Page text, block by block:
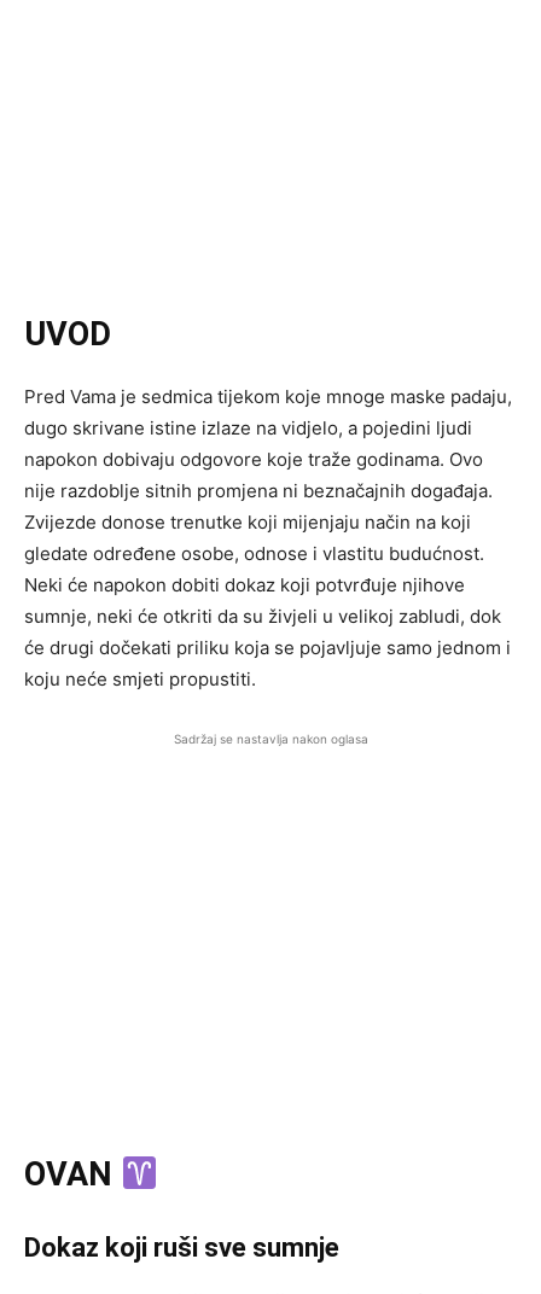
UVOD
Pred Vama je sedmica tijekom koje mnoge maske padaju,
dugo skrivane istine izlaze na vidjelo, a pojedini ljudi
napokon dobivaju odgovore koje traže godinama. Ovo
nije razdoblje sitnih promjena ni beznačajnih događaja.
Zvijezde donose trenutke koji mijenjaju način na koji
gledate određene osobe, odnose i vlastitu budućnost.
Neki će napokon dobiti dokaz koji potvrđuje njihove
sumnje, neki će otkriti da su živjeli u velikoj zabludi, dok
će drugi dočekati priliku koja se pojavljuje samo jednom i
koju neće smjeti propustiti.
Sadržaj se nastavlja nakon oglasa
OVAN
Dokaz koji ruši sve sumnje